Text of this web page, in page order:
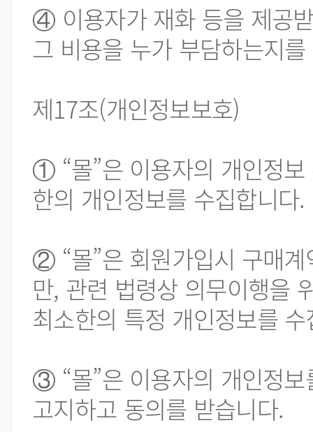
④ 이용자가 재화 등을 제공
그 비용을 누가 부담하는지
제17조(개인정보보호)
① “몰”은 이용자의 개인정
한의 개인정보를 수집합니다.
② “몰”은 회원가입시 구매
만, 관련 법령상 의무이행을
최소한의 특정 개인정보를
③ “몰”은 이용자의 개인정보
고지하고 동의를 받습니다.